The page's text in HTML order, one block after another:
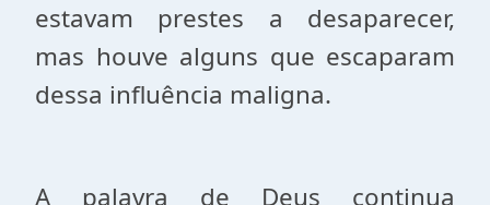
estavam prestes a desaparecer,
mas houve alguns que escaparam
dessa influência maligna.
A palavra de Deus continua